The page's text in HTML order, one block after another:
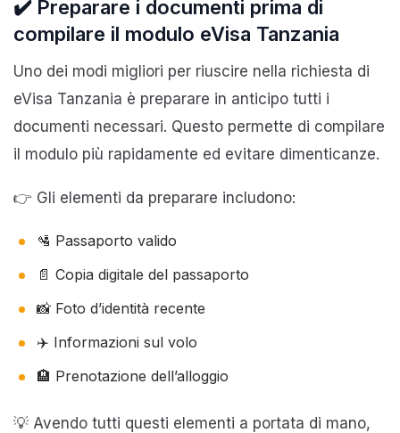
✔️ Preparare i documenti prima di
compilare il modulo eVisa Tanzania
Uno dei modi migliori per riuscire nella richiesta di
eVisa Tanzania è preparare in anticipo tutti i
documenti necessari. Questo permette di compilare
il modulo più rapidamente ed evitare dimenticanze.
👉 Gli elementi da preparare includono:
🛂 Passaporto valido
📄 Copia digitale del passaporto
📸 Foto d’identità recente
✈️ Informazioni sul volo
🏨 Prenotazione dell’alloggio
💡 Avendo tutti questi elementi a portata di mano,